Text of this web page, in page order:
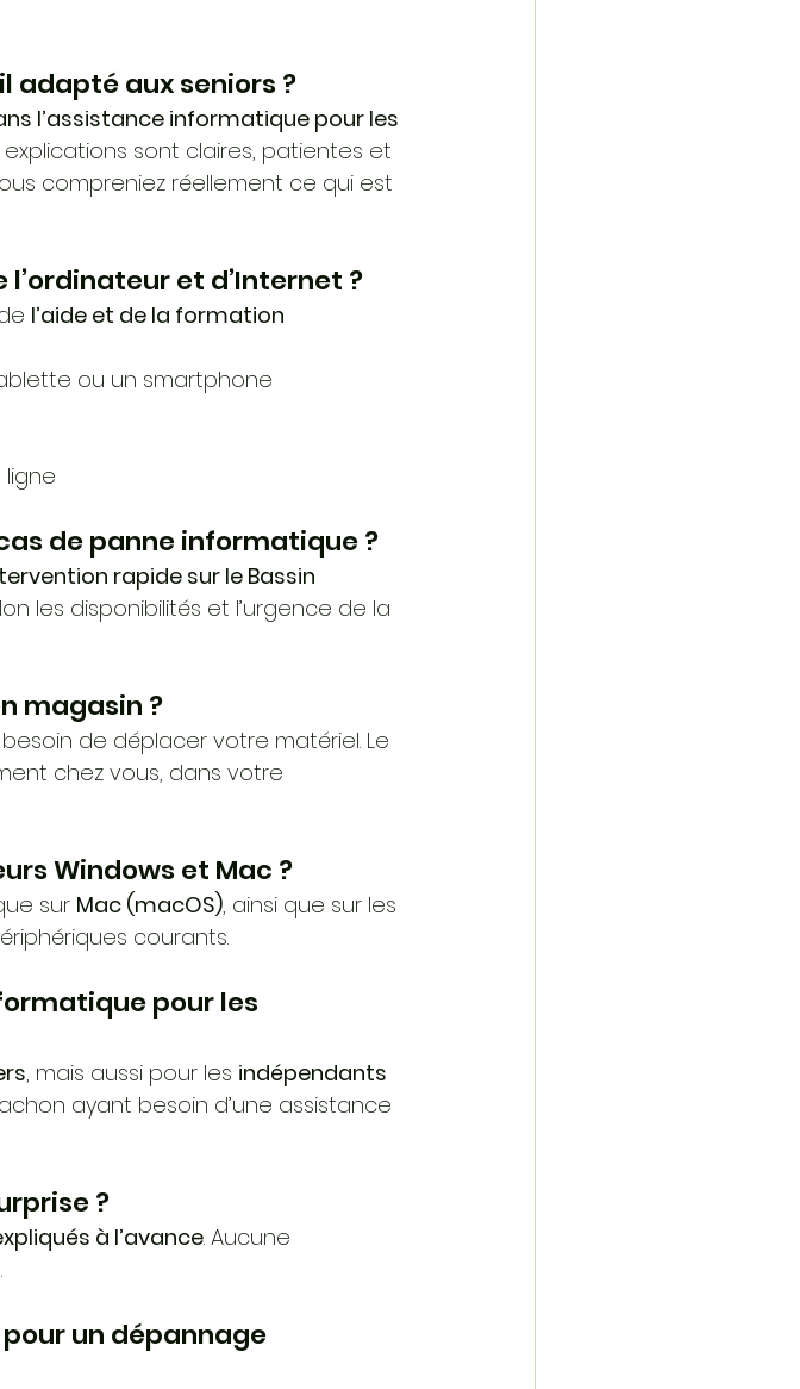
adapté aux seniors ?
l’assistance informatique pour les
sont claires, patientes et
compreniez réellement ce qui est
et d’Internet ?
l’aide et de la formation
ou un smartphone
de panne informatique ?
rapide sur le Bassin
les disponibilités et l’urgence de la
magasin ?
besoin de déplacer votre matériel. Le
chez vous, dans votre
Windows et Mac ?
sur Mac (macOS), ainsi que sur les
courants.
pour les
, mais aussi pour les indépendants
ayant besoin d’une assistance
?
à l’avance. Aucune
un dépannage